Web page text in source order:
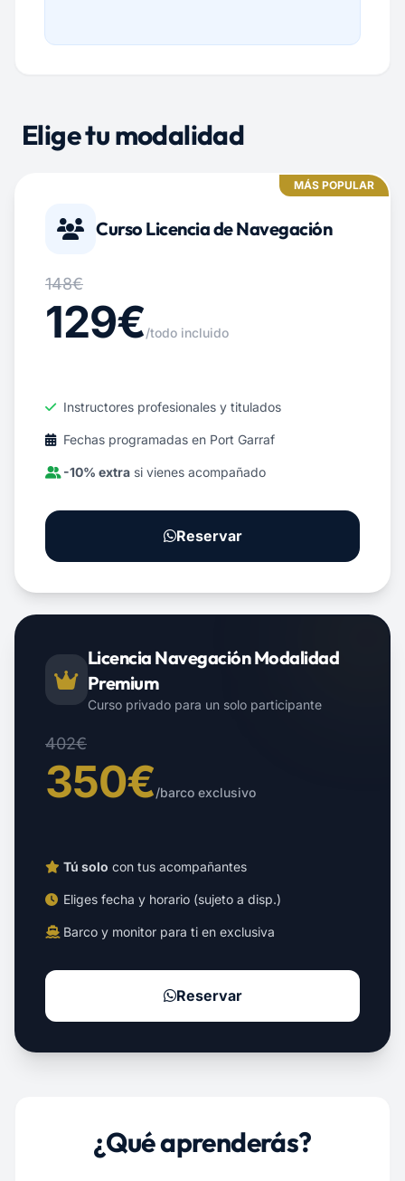
Elige tu modalidad
MÁS POPULAR
Curso Licencia de Navegación
148€
129€/todo incluido
Instructores profesionales y titulados
Fechas programadas en Port Garraf
-10% extra si vienes acompañado
Reservar
Licencia Navegación Modalidad
Premium
Curso privado para un solo participante
402€
350€/barco exclusivo
Tú solo con tus acompañantes
Eliges fecha y horario (sujeto a disp.)
Barco y monitor para ti en exclusiva
Reservar
¿Qué aprenderás?